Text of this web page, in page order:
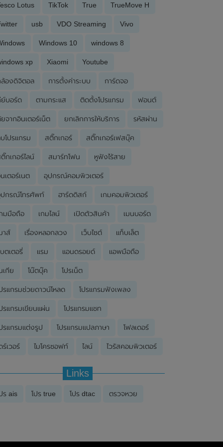
Lotus TikTok True TrueMove H
usb VDO Streaming Vivo
Windows 10 windows 8
xp Xiaomi Youtube
องดิจิตอล การตั้งค่าระบบ การ์ดจอ
บอร์ด ตามกระแส ติดตั้งโปรแกรม ฟอนต์
จากอินเตอร์เน็ต ยกเลิกการให้บริการ รหัสผ่าน
โปรแกรม สติ๊กเกอร์ สติ๊กเกอร์เฟสบุ๊ค
กเกอร์ไลน์ สมาร์ทโฟน หูฟังไร้สาย
เตอร์เนต อุปกรณ์คอมพิวเตอร์
กรณ์โทรศัพท์ ฮาร์ดดิสก์ เกมคอมพิวเตอร์
มมือถือ เกมไลน์ เปิดตัวสินค้า เมนบอร์ด
าส์ เรื่องหลอกลวง เว็บไซต์ แท็บเล็ต
ตเตอรี่ แรม แอนดรอยด์ แอพมือถือ
เกีย โน๊ตบุ๊ค โปรเน็ต
รแกรมช่วยดาวน์โหลด โปรแกรมฟังเพลง
รแกรมเขียนแผ่น โปรแกรมแชท
รแกรมแต่งรูป โปรแกรมแปลภาษา โฟลเดอร์
ร์เวอร์ ไมโครซอฟท์ ไลน์ ไวรัสคอมพิวเตอร์
Links
ร ais โปร true โปร dtac ตรวจหวย